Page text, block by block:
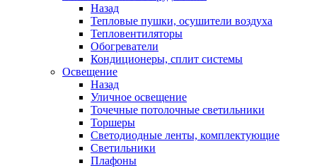
Назад
Тепловые пушки, осушители воздуха
Тепловентиляторы
Обогреватели
Кондиционеры, сплит системы
Освещение
Назад
Уличное освещение
Точечные потолочные светильники
Торшеры
Светодиодные ленты, комплектующие
Светильники
Плафоны